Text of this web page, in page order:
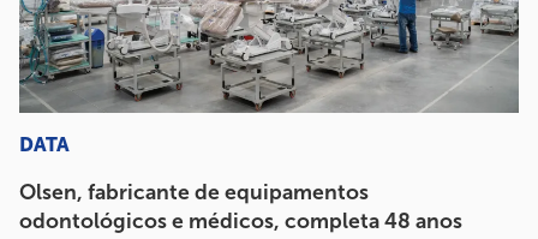
DATA
Olsen, fabricante de equipamentos
odontológicos e médicos, completa 48 anos